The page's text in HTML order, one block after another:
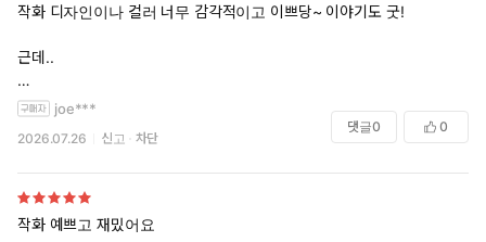
작화 디자인이나 컬러 너무 감각적이고 이쁘당~ 이야기도 굿!
근데..
너무 짧아!!!!
joe***
2026.07.26 신고 차단
댓글0 0
작화 예쁘고 재밌어요